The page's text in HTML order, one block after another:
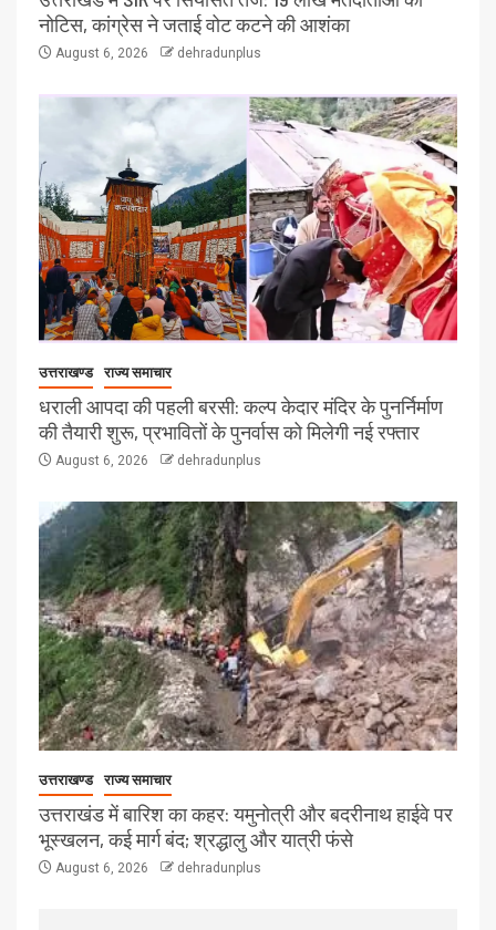
नोटिस, कांग्रेस ने जताई वोट कटने की आशंका
August 6, 2026 dehradunplus
उत्तराखण्ड राज्य समाचार
धराली आपदा की पहली बरसी: कल्प केदार मंदिर के पुनर्निर्माण
की तैयारी शुरू, प्रभावितों के पुनर्वास को मिलेगी नई रफ्तार
August 6, 2026 dehradunplus
उत्तराखण्ड राज्य समाचार
उत्तराखंड में बारिश का कहर: यमुनोत्री और बदरीनाथ हाईवे पर
भूस्खलन, कई मार्ग बंद; श्रद्धालु और यात्री फंसे
August 6, 2026 dehradunplus